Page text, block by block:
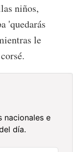
niños,
'quedarás
le
nacionales e
día.